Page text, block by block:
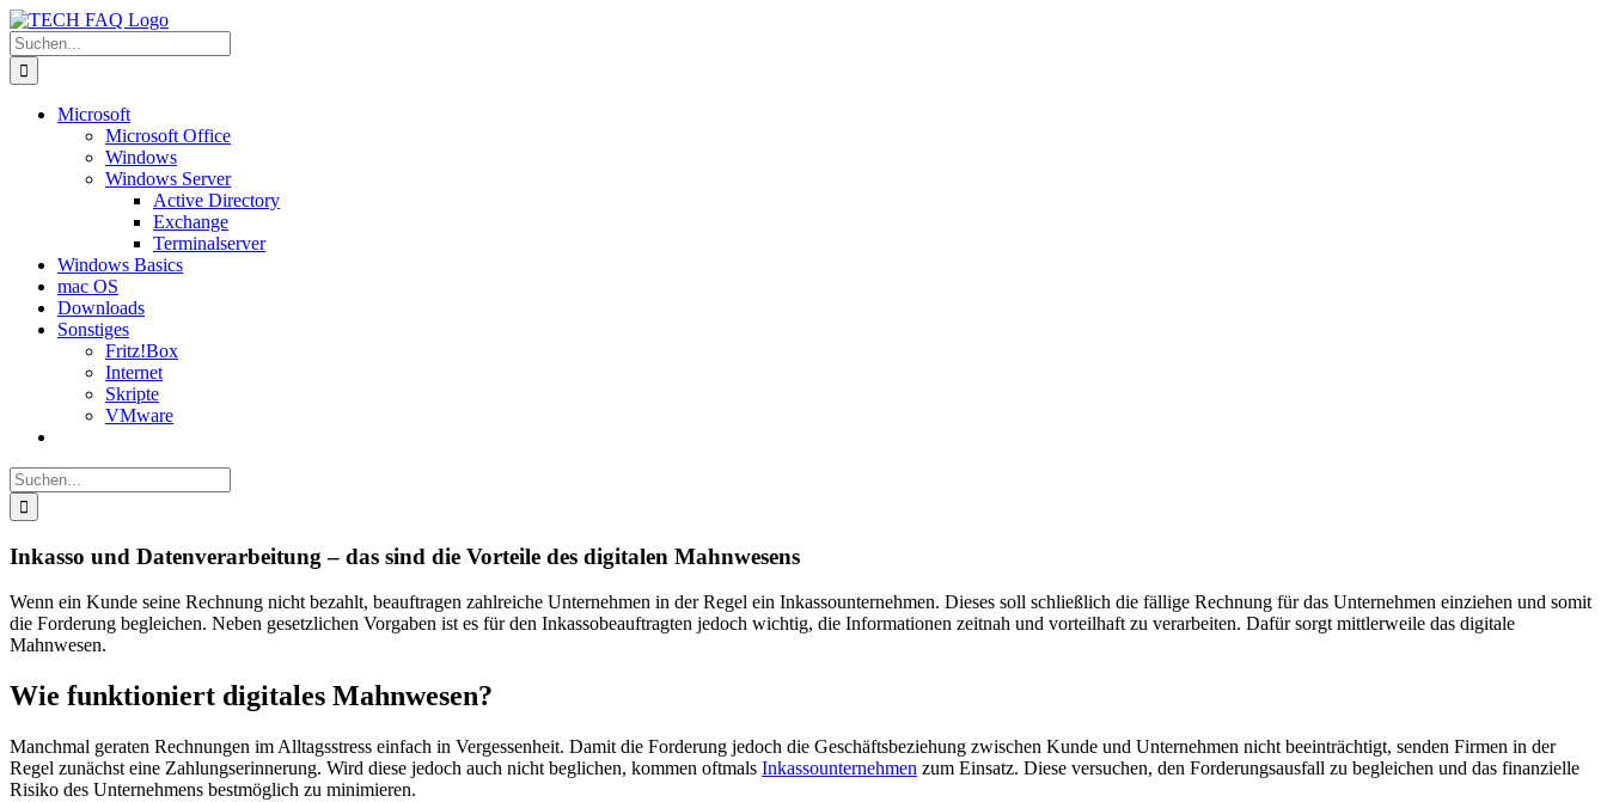
Zum
Inhalt
springen
Suche
nach:
Microsoft
Microsoft Office
Windows
Windows Server
Active Directory
Exchange
Terminalserver
Windows Basics
mac OS
Downloads
Sonstiges
Fritz!Box
Internet
Skripte
VMware
Suche
nach:
Inkasso und Datenverarbeitung – das sind die Vorteile des digitalen Mahnwesens
Wenn ein Kunde seine Rechnung nicht bezahlt, beauftragen zahlreiche Unternehmen in der Regel ein Inkassounternehmen. Dieses soll schließlich die fällige Rechnung für das Unternehmen einziehen und somit
die Forderung begleichen. Neben gesetzlichen Vorgaben ist es für den Inkassobeauftragten jedoch wichtig, die Informationen zeitnah und vorteilhaft zu verarbeiten. Dafür sorgt mittlerweile das digitale
Mahnwesen.
Wie funktioniert digitales Mahnwesen?
Manchmal geraten Rechnungen im Alltagsstress einfach in Vergessenheit. Damit die Forderung jedoch die Geschäftsbeziehung zwischen Kunde und Unternehmen nicht beeinträchtigt, senden Firmen in der
Regel zunächst eine Zahlungserinnerung. Wird diese jedoch auch nicht beglichen, kommen oftmals Inkassounternehmen zum Einsatz. Diese versuchen, den Forderungsausfall zu begleichen und das finanzielle
Risiko des Unternehmens bestmöglich zu minimieren.